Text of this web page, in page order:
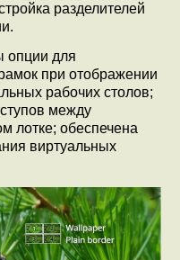
разделителей
опции для
при отображении
рабочих столов;
между
лотке; обеспечена
виртуальных